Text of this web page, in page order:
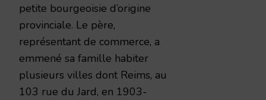
petite bourgeoisie d’origine
provinciale. Le père,
représentant de commerce, a
emmené sa famille habiter
plusieurs villes dont Reims, au
103 rue du Jard, en 1903-